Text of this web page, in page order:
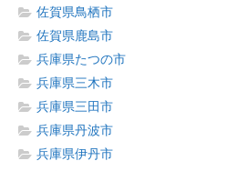
佐賀県鳥栖市
佐賀県鹿島市
兵庫県たつの市
兵庫県三木市
兵庫県三田市
兵庫県丹波市
兵庫県伊丹市